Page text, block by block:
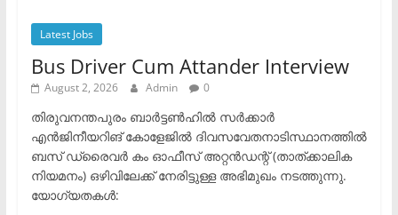
Latest Jobs
Bus Driver Cum Attander Interview
August 2, 2026 Admin 0
തിരുവനന്തപുരം ബാർട്ടൺഹിൽ സർക്കാർ
എൻജിനീയറിങ് കോളേജിൽ ദിവസവേതനാടിസ്ഥാനത്തിൽ
ബസ് ഡ്രൈവർ കം ഓഫീസ് അറ്റൻഡന്റ് (താത്ക്കാലിക
നിയമനം) ഒഴിവിലേക്ക് നേരിട്ടുള്ള അഭിമുഖം നടത്തുന്നു.​
യോഗ്യതകൾ: